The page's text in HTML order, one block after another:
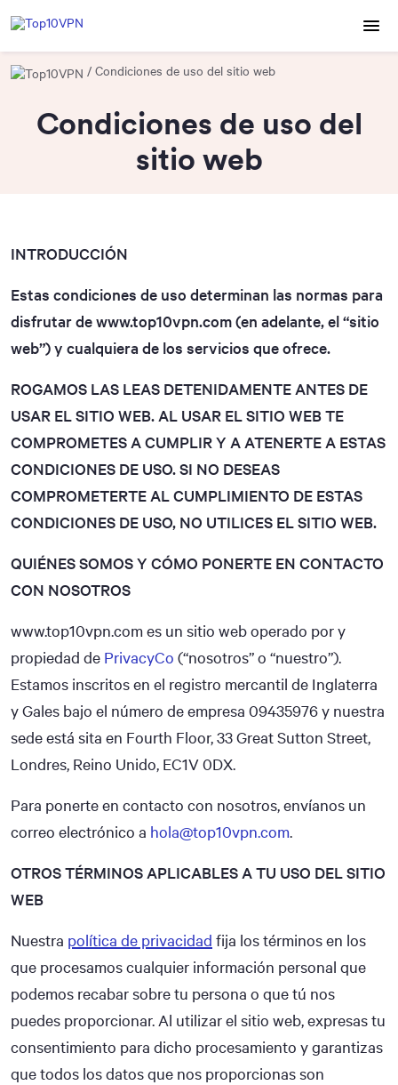
Condiciones de uso del sitio web
Condiciones de uso del
sitio web
INTRODUCCIÓN
Estas condiciones de uso determinan las normas para
disfrutar de www.top10vpn.com (en adelante, el “sitio
web”) y cualquiera de los servicios que ofrece.
ROGAMOS LAS LEAS DETENIDAMENTE ANTES DE
USAR EL SITIO WEB. AL USAR EL SITIO WEB TE
COMPROMETES A CUMPLIR Y A ATENERTE A ESTAS
CONDICIONES DE USO. SI NO DESEAS
COMPROMETERTE AL CUMPLIMIENTO DE ESTAS
CONDICIONES DE USO, NO UTILICES EL SITIO WEB.
QUIÉNES SOMOS Y CÓMO PONERTE EN CONTACTO
CON NOSOTROS
www.top10vpn.com es un sitio web operado por y
propiedad de PrivacyCo (“nosotros” o “nuestro”).
Estamos inscritos en el registro mercantil de Inglaterra
y Gales bajo el número de empresa 09435976 y nuestra
sede está sita en Fourth Floor, 33 Great Sutton Street,
Londres, Reino Unido, EC1V 0DX.
Para ponerte en contacto con nosotros, envíanos un
correo electrónico a hola@top10vpn.com.
OTROS TÉRMINOS APLICABLES A TU USO DEL SITIO
WEB
Nuestra política de privacidad fija los términos en los
que procesamos cualquier información personal que
podemos recabar sobre tu persona o que tú nos
puedes proporcionar. Al utilizar el sitio web, expresas tu
consentimiento para dicho procesamiento y garantizas
que todos los datos que nos proporcionas son